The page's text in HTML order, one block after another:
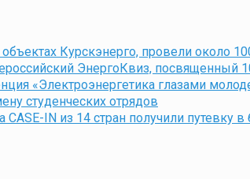
Курскэнерго, провели около
ЭнергоКвиз,
«Электроэнергетика глазами
студенческих отрядов
IN из 14 стран получили путевку